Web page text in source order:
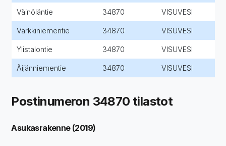
Väinöläntie 34870 VISUVESI
Värkkiniementie 34870 VISUVESI
Ylistalontie 34870 VISUVESI
Äijänniementie 34870 VISUVESI
Postinumeron 34870 tilastot
Asukasrakenne (2019)